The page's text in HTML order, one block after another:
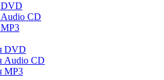
DVD
Audio CD
DVD
Audio CD
MP3